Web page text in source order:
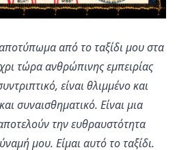
από το ταξίδι μου στα
τώρα ανθρώπινης εμπειρίας
είναι θλιμμένο και
συναισθηματικό. Είναι μια
την ευθραυστότητα
μου. Είμαι αυτό το ταξίδι.